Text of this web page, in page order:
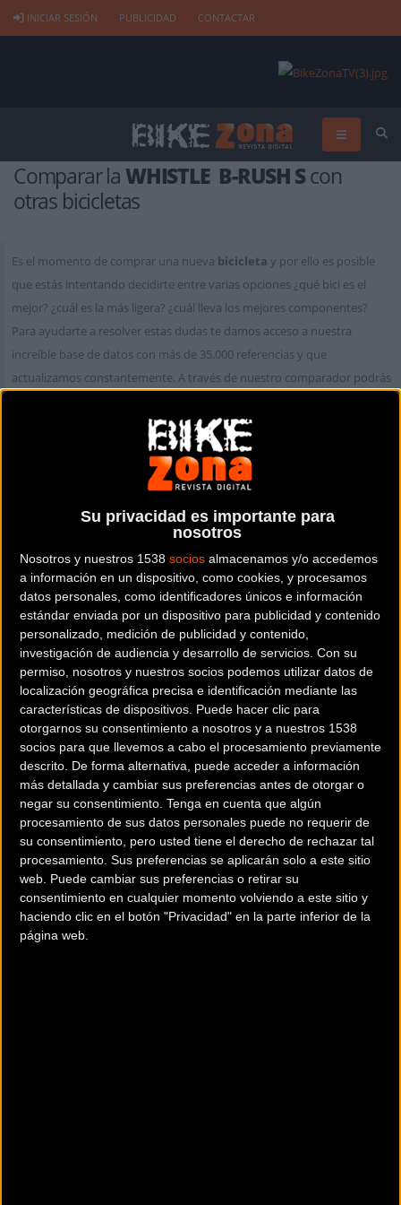
Su privacidad es importante para
nosotros
Nosotros y nuestros 1538 socios almacenamos y/o accedemos
a información en un dispositivo, como cookies, y procesamos
datos personales, como identificadores únicos e información
estándar enviada por un dispositivo para publicidad y contenido
personalizado, medición de publicidad y contenido,
investigación de audiencia y desarrollo de servicios. Con su
permiso, nosotros y nuestros socios podemos utilizar datos de
localización geográfica precisa e identificación mediante las
características de dispositivos. Puede hacer clic para
otorgarnos su consentimiento a nosotros y a nuestros 1538
socios para que llevemos a cabo el procesamiento previamente
descrito. De forma alternativa, puede acceder a información
más detallada y cambiar sus preferencias antes de otorgar o
negar su consentimiento. Tenga en cuenta que algún
procesamiento de sus datos personales puede no requerir de
su consentimiento, pero usted tiene el derecho de rechazar tal
procesamiento. Sus preferencias se aplicarán solo a este sitio
web. Puede cambiar sus preferencias o retirar su
consentimiento en cualquier momento volviendo a este sitio y
haciendo clic en el botón "Privacidad" en la parte inferior de la
página web.
INICIAR SESIÓN PUBLICIDAD CONTACTAR
Comparar laWHISTLE B-RUSH Scon
otras bicicletas
Es el momento de comprar una nueva bicicleta y por ello es posible
que estás intentando decidirte entre varias opciones ¿qué bici es el
mejor? ¿cuál es la más ligera? ¿cuál lleva los mejores componentes?
Para ayudarte a resolver estas dudas te damos acceso a nuestra
increíble base de datos con más de 35.000 referencias y que
actualizamos constantemente. A través de nuestro comparador podrás
y puedes usarlo con tu pc, tablet o smartphone.
recomendamos usar el móvil en modo horizontal.)
WHISTLEB-RUSH S
4.299 €